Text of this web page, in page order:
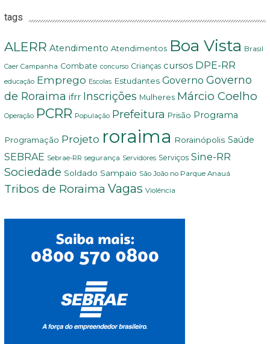
tags
ALERR Atendimento Atendimentos Boa Vista Brasil
Caer Campanha Combate concurso Crianças cursos DPE-RR
educação Emprego Escolas Estudantes Governo Governo
de Roraima ifrr Inscrições Mulheres Márcio Coelho
Operação PCRR População Prefeitura Prisão Programa
Programação Projeto roraima Rorainópolis Saúde
SEBRAE Sebrae-RR segurança Servidores Serviços Sine-RR
Sociedade Soldado Sampaio São João no Parque Anauá
Tribos de Roraima Vagas Violência